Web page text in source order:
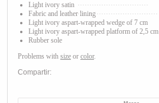
Light ivory satin
Fabric and leather lining
Light ivory aspart-wrapped wedge of 7 cm
Light ivory aspart-wrapped platform of 2,5 cm
Rubber sole
Problems with size or color.
Compartir: